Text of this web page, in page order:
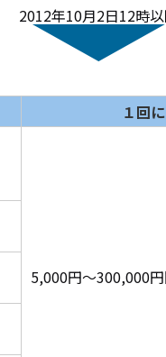
2012年10月2日12時
１回
5,000円～300,000